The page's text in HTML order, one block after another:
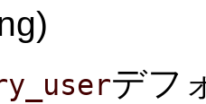
デフ